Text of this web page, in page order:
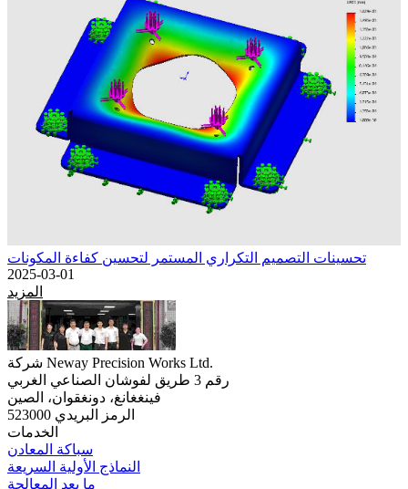
تحسينات التصميم التكراري المستمر لتحسين كفاءة المكونات
2025-03-01
المزيد
شركة Neway Precision Works Ltd.
رقم 3 طريق لفوشان الصناعي الغربي
فينغغانغ، دونغقوان، الصين
الرمز البريدي 523000
الخدمات
سباكة المعادن
النماذج الأولية السريعة
ما بعد المعالجة